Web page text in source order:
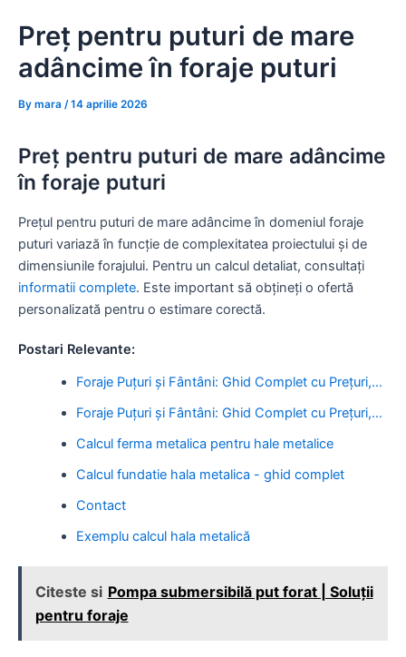
content
Preț pentru puturi de mare
adâncime în foraje puturi
By mara /14 aprilie 2026
Preț pentru puturi de mare adâncime
în foraje puturi
Prețul pentru puturi de mare adâncime în domeniul foraje
puturi variază în funcție de complexitatea proiectului și de
dimensiunile forajului. Pentru un calcul detaliat, consultați
informatii complete. Este important să obțineți o ofertă
personalizată pentru o estimare corectă.
Postari Relevante:
Foraje Puțuri și Fântâni: Ghid Complet cu Prețuri,…
Foraje Puțuri și Fântâni: Ghid Complet cu Prețuri,…
Calcul ferma metalica pentru hale metalice
Calcul fundatie hala metalica - ghid complet
Contact
Exemplu calcul hala metalică
Citeste si Pompa submersibilă put forat | Soluții
pentru foraje